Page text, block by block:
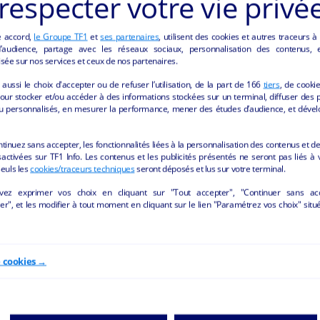
"TEXTILE/PRÊT À PORTER" DE LA
accord, le Groupe TF1 etses partenaires, utilisent des cookies et autres traceurs à
partage avec les réseaux sociaux, personnalisation des contenus,
sur nos services et ceux de nos partenaires.
aussi le choix d'accepter ou de refuser l’utilisation, de la part de 166 tiers, de
stocker et/ou accéder à des informations stockées sur un terminal, diffuser des
personnalisés, en mesurer la performance, mener des études d’audience, et
sans accepter, les fonctionnalités liées à la personnalisation des contenus et
sur TF1 Info. Les contenus et les publicités présentés ne seront pas liés à
lescookies/traceurs techniquesseront déposés et lus sur votre terminal.
exprimer vos choix en cliquant sur "Tout accepter", "Continuer sans
et les modifier à tout moment en cliquant sur le lien "Paramétrez vos choix"
cookies →